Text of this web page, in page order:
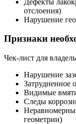
отслоения)
Нарушение
Признаки
Чек-лист для
Нарушение
Затрудненное
Видимые
Следы
геометрии)